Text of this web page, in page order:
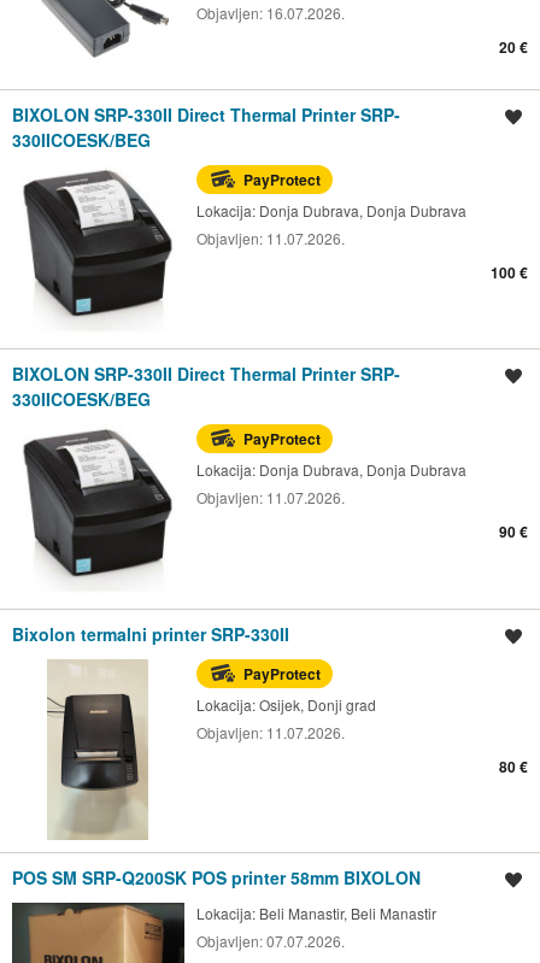
Objavljen: 16.07.2026.
20 €
BIXOLON SRP-330II Direct Thermal Printer SRP-
330IICOESK/BEG
PayProtect
Lokacija: Donja Dubrava, Donja Dubrava
Objavljen: 11.07.2026.
100 €
BIXOLON SRP-330II Direct Thermal Printer SRP-
330IICOESK/BEG
PayProtect
Lokacija: Donja Dubrava, Donja Dubrava
Objavljen: 11.07.2026.
90 €
Bixolon termalni printer SRP-330II
PayProtect
Lokacija:Osijek, Donji grad
Objavljen: 11.07.2026.
80 €
POS SM SRP-Q200SK POS printer 58mm BIXOLON
Lokacija: Beli Manastir, Beli Manastir
Objavljen:07.07.2026.